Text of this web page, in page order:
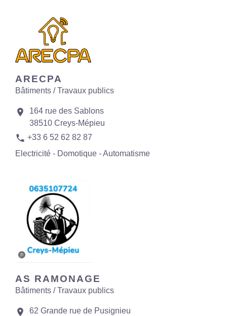
ARECPA
Bâtiments / Travaux publics
location_on
164 rue des Sablons
38510 Creys-Mépieu
phone +33 6 52 62 82 87
Electricité - Domotique - Automatisme
AS RAMONAGE
Bâtiments / Travaux publics
location_on 62 Grande rue de Pusignieu